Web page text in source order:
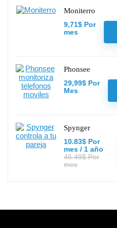
Moniterro
9,71$ Por
mes
Phonsee
29,99$ Por
Mes
Spynger
10.83$ Por
mes / 1 año
45.49$ Por
mes